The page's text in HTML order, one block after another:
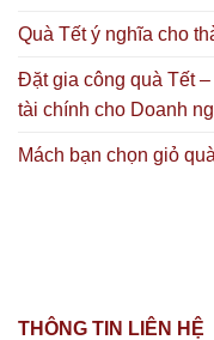
Quà Tết ý nghĩa cho
Đặt gia công quà Tết
tài chính cho Doanh
Mách bạn chọn giỏ
THÔNG TIN LIÊN HỆ